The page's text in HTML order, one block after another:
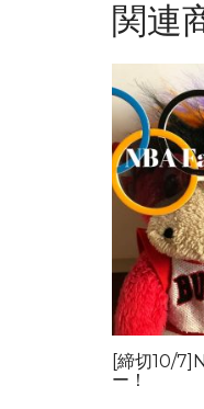
関連
[締切10/
ー！